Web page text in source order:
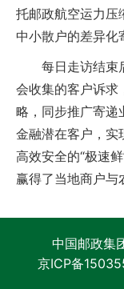
托邮政航空运力压
中小散户的差异化
每日走访结束后
会收集的客户诉求
略，同步推广寄递
金融潜在客户，实
高效安全的“极速
赢得了当地商户与
中国邮政
京ICP备